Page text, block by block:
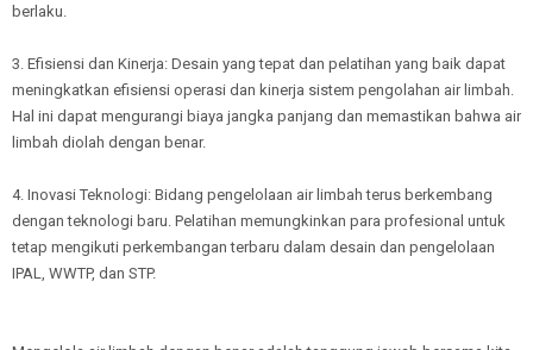
berlaku.
3. Efisiensi dan Kinerja: Desain yang tepat dan pelatihan yang baik dapat
meningkatkan efisiensi operasi dan kinerja sistem pengolahan air limbah.
Hal ini dapat mengurangi biaya jangka panjang dan memastikan bahwa air
limbah diolah dengan benar.
4. Inovasi Teknologi: Bidang pengelolaan air limbah terus berkembang
dengan teknologi baru. Pelatihan memungkinkan para profesional untuk
tetap mengikuti perkembangan terbaru dalam desain dan pengelolaan
IPAL, WWTP, dan STP.